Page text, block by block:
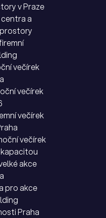
v Praze
a
večírek
večírek
večírek
večírek
akce
pro akce
Praha